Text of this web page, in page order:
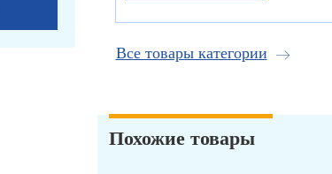
Все товары категории
Похожие товары